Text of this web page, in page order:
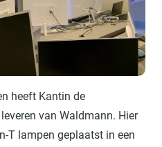
heeft Kantin de
van Waldmann. Hier
T lampen geplaatst in een